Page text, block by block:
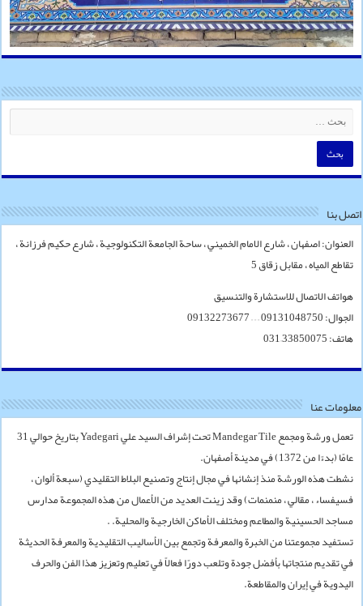
اتصل بنا
العنوان: اصفهان ، شارع الامام الخميني ، ساحة الجامعة التكنولوجية ، شارع حكيم فرزانة ،
تقاطع المياه ، مقابل زقاق 5
هواتف الاتصال للاستشارة والتنسيق
الجوال: 09131048750 – – – 09132273677
هاتف: 33850075–031
معلومات عنا
تعمل ورشة ومجمع Mandegar Tile تحت إشراف السيد علي Yadegari بتاريخ حوالي 31
عامًا (بدءًا من 1372) في مدينة أصفهان.
نشطت هذه الورشة منذ إنشائها في مجال إنتاج وتصنيع البلاط التقليدي (سبعة ألوان ،
فسيفساء ، مقالي ، منمنمات) وقد زينت العديد من الأعمال من هذه المجموعة مدارس
مساجد الحسينية والمطاعم ومختلف الأماكن الخارجية والمحلية. .
تستفيد مجموعتنا من الخبرة والمعرفة وتجمع بين الأساليب التقليدية والمعرفة الحديثة
في تقديم منتجاتها بأفضل جودة وتلعب دورًا فعالاً في تعليم وتعزيز هذا الفن والحرف
اليدوية في إيران والمقاطعة.